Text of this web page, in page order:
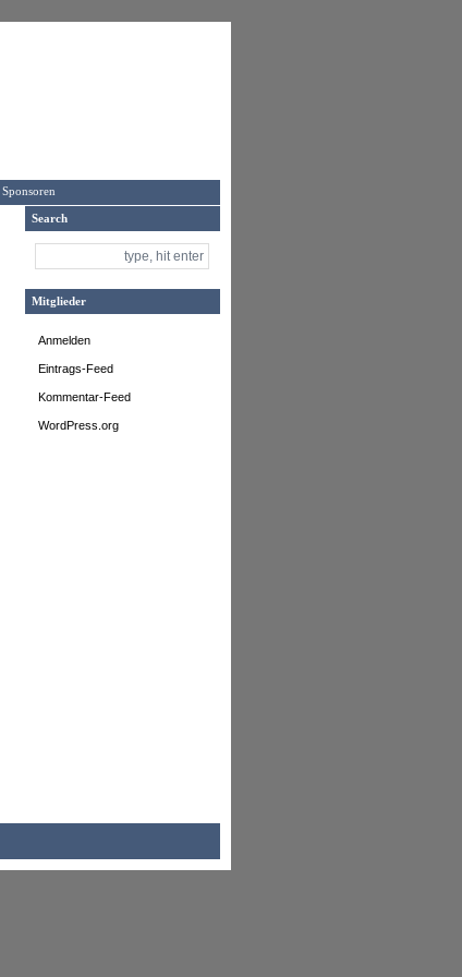
Sponsoren
Search
Mitglieder
Anmelden
Eintrags-Feed
Kommentar-Feed
WordPress.org